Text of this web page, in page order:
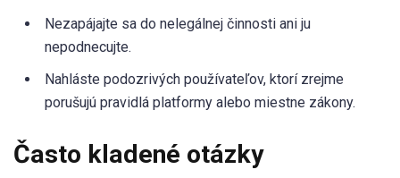
Nezapájajte sa do nelegálnej činnosti ani ju
nepodnecujte.
Nahláste podozrivých používateľov, ktorí zrejme
porušujú pravidlá platformy alebo miestne zákony.
Často kladené otázky